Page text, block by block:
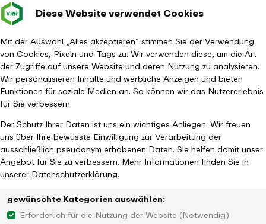
Diese Website verwendet Cookies
Mit der Auswahl „Alles akzeptieren“ stimmen Sie der Verwendung
von Cookies, Pixeln und Tags zu. Wir verwenden diese, um die Art
der Zugriffe auf unsere Website und deren Nutzung zu analysieren.
Wir personalisieren Inhalte und werbliche Anzeigen und bieten
Funktionen für soziale Medien an. So können wir das Nutzererlebnis
für Sie verbessern.
Der Schutz Ihrer Daten ist uns ein wichtiges Anliegen. Wir freuen
uns über Ihre bewusste Einwilligung zur Verarbeitung der
ausschließlich pseudonym erhobenen Daten. Sie helfen damit unser
Angebot für Sie zu verbessern. Mehr Informationen finden Sie in
unsererDatenschutzerklärung.
gewünschte Kategorien auswählen:
Erforderlich für die Nutzung der Website (Notwendig)
Verkehrsverbund Baustellen im
Leichte
Startseite Aktuelles Newsroom Adventsaktion mit eezy.nrw